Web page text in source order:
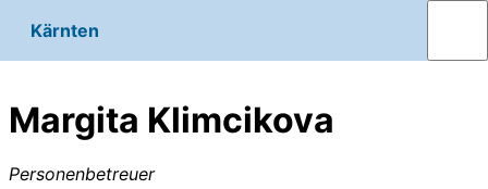
Kärnten
Margita Klimcikova
Personenbetreuer